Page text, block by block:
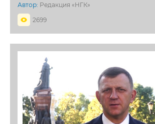
Автор: Редакция «НГК»
2699